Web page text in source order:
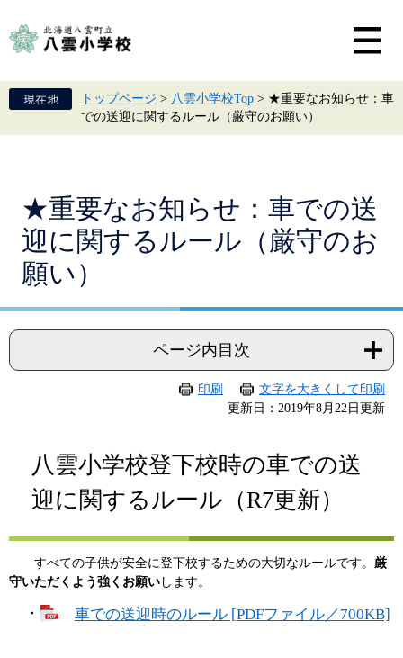
ジ
頭
で
ュ
飛
ば
て
トップページ > 八雲小学校Top > ★重要なお知らせ：車
での送迎に関するルール（厳守のお願い）
★重要なお知らせ：車での送
迎に関するルール（厳守のお
願い）
ページ内目次
印刷
文字を大きくして印刷
更新日：2019年8月22日更新
八雲小学校登下校時の車での送
迎に関するルール（R7更新）
すべての子供が安全に登下校するための大切なルールです。 厳
守いただくよう強くお願い します。
・ 車での送迎時のルール [PDFファイル／700KB]